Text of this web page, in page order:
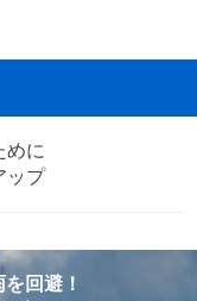
めに
ップ
回避！